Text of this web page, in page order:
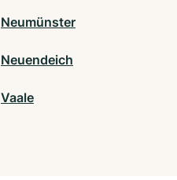
Neumünster
Neuendeich
Vaale